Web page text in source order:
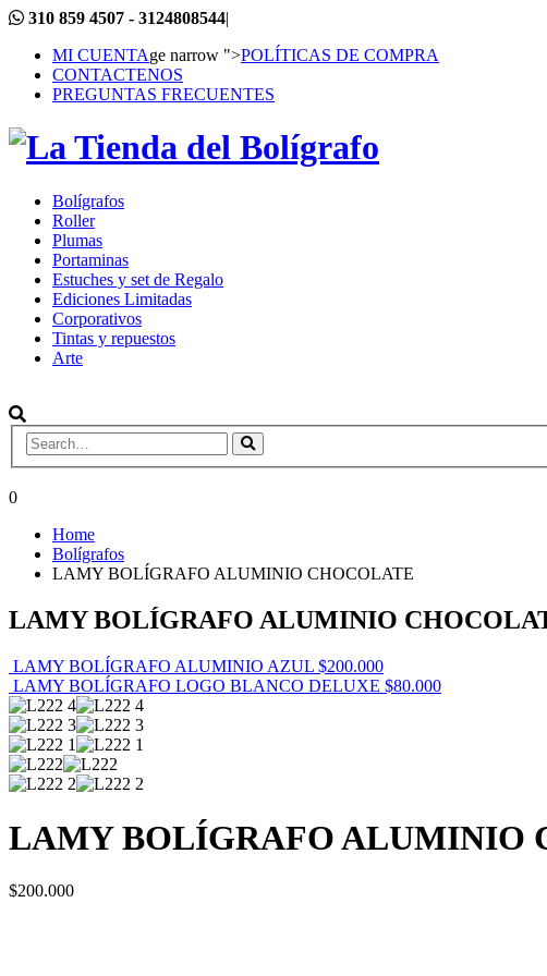
310 859 4507 - 3124808544|
MI CUENTAge narrow ">POLÍTICAS DE COMPRA
CONTACTENOS
PREGUNTAS FRECUENTES
Bolígrafos
Roller
Plumas
Portaminas
Estuches y set de Regalo
Ediciones Limitadas
Corporativos
Tintas y repuestos
Arte
0
Home
Bolígrafos
LAMY BOLÍGRAFO ALUMINIO CHOCOLATE
LAMY BOLÍGRAFO ALUMINIO
LAMY BOLÍGRAFO ALUMINIO AZUL $200.000
LAMY BOLÍGRAFO LOGO BLANCO DELUXE $80.000
LAMY BOLÍGRAFO ALUMINIO
$200.000